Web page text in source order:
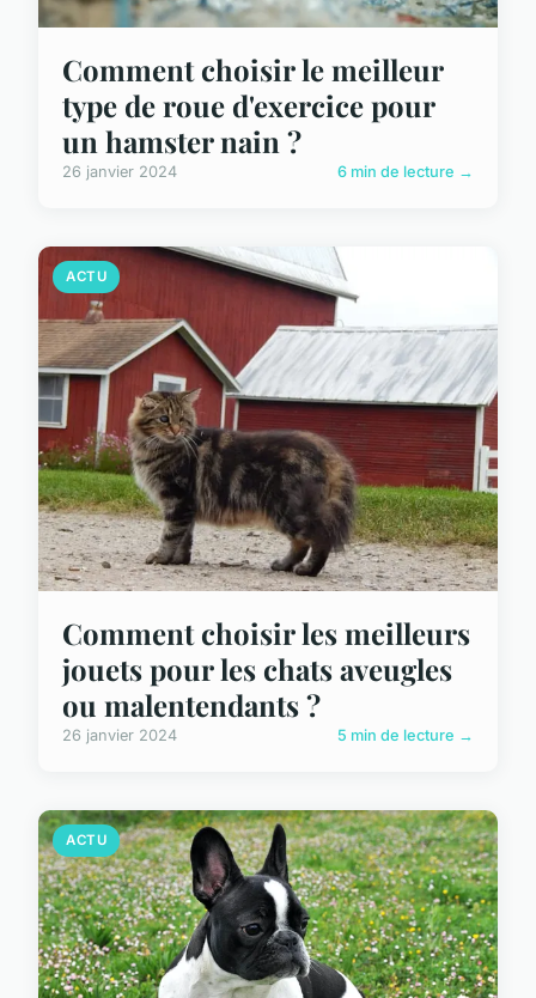
Comment choisir le meilleur
type de roue d'exercice pour
un hamster nain ?
26 janvier 2024 6 min de lecture →
ACTU
Comment choisir les meilleurs
jouets pour les chats aveugles
ou malentendants ?
26 janvier 2024 5 min de lecture →
ACTU